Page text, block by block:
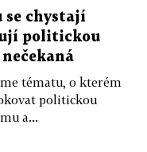
se chystají
politickou
tématu, o kterém
politickou
a...